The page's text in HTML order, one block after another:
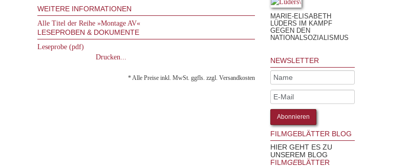
WEITERE INFORMATIONEN
Alle Titel der Reihe »Montage AV«
LESEPROBEN & DOKUMENTE
Leseprobe (pdf)
Drucken...
* Alle Preise inkl. MwSt. ggfls. zzgl. Versandkosten
MARIE-ELISABETH
LÜDERS IM KAMPF
GEGEN DEN
NATIONALSOZIALISMUS
NEWSLETTER
FILMGEBLÄTTER BLOG
HIER GEHT ES ZU
UNSEREM BLOG
FILMGEBLÄTTER